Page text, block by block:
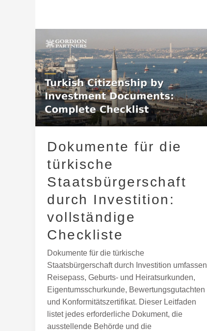
Dokumente für die
türkische
Staatsbürgerschaft
durch Investition:
vollständige
Checkliste
Dokumente für die türkische
Staatsbürgerschaft durch Investition umfassen
Reisepass, Geburts- und Heiratsurkunden,
Eigentumsschurkunde, Bewertungsgutachten
und Konformitätszertifikat. Dieser Leitfaden
listet jedes erforderliche Dokument, die
ausstellende Behörde und die
Dokumente
für
die
türkische
Staatsbürgerschaft
durch
Investition:
Checkliste